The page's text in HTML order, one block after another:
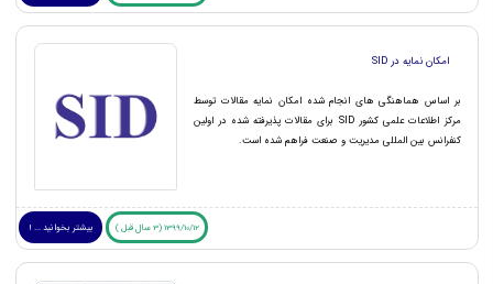
امکان نمایه در SID
بر اساس هماهنگی های انجام شده امکان نمایه مقالات توسط
مرکز اطلاعات علمی کشور SID برای مقالات پذیرفته شده در اولین
کنفرانس بین المللی مدیریت و صنعت فراهم شده است.
1399/10/12 (3 سال قبل ) بیشتر بخوانید ... !